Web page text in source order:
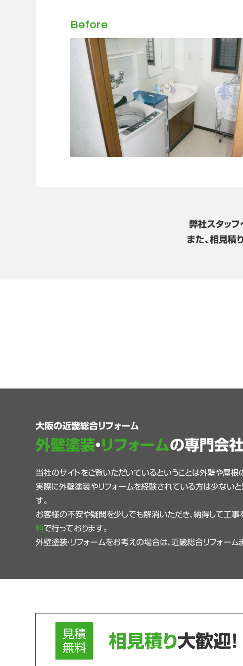
Before
弊社スタッフ
また、相見積
大阪の近畿総合リフォーム
外壁塗装・リフォームの専門会社
当社のサイトをご覧いただいているということは外壁や屋根
実際に外壁塗装やリフォームを経験されている方は少ない
す。
お客様の不安や疑問を少しでも解消いただき、納得して工事
料で行っております。
外壁塗装・リフォームをお考えの場合は、近畿総合リフォーム
見積
無料
相見積り大歓迎！